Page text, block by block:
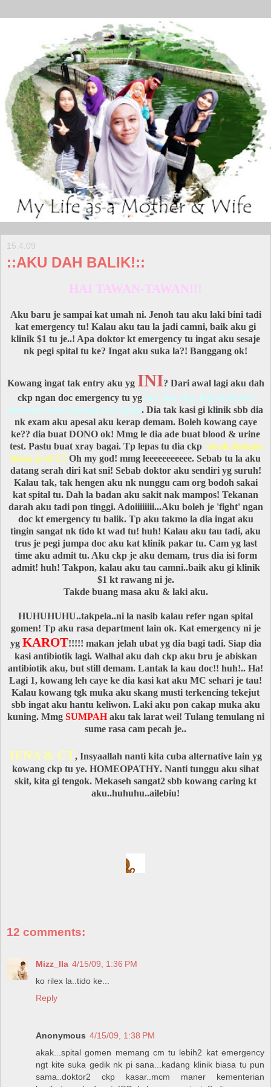
15.4.09
::AKU DAH BALIK!::
HAI TAWAN-TAWAN!!!
Aku baru je sampai kat umah ni. Jenoh tau aku laki bini tadi
kat emergency tu! Kalau aku tau la jadi camni, baik aku gi
klinik $1 tu je..! Apa doktor kt emergency tu ingat aku sesaje
nk pegi spital tu ke? Ingat aku suka la?! Banggang ok!
Kowang ingat tak entry aku yg INI? Dari awal lagi aku dah
ckp ngan doc emergency tu yg doc aku ckp, lagi skali aku
demam/x sihat datang trus spital. Dia tak kasi gi klinik sbb dia
nk exam aku apesal aku kerap demam. Boleh kowang caye
ke?? dia buat DONO ok! Mmg le dia ade buat blood & urine
test. Pastu buat xray bagai. Tp lepas tu dia ckp'awak demam
biasa je ni'!!!! Oh my god! mmg leeeeeeeeeee. Sebab tu la aku
datang serah diri kat sni! Sebab doktor aku sendiri yg suruh!
Kalau tak, tak hengen aku nk nunggu cam org bodoh sakai
kat spital tu. Dah la badan aku sakit nak mampos! Tekanan
darah aku tadi pon tinggi. Adoiiiiiiii...Aku boleh je 'fight' ngan
doc kt emergency tu balik. Tp aku takmo la dia ingat aku
tingin sangat nk tido kt wad tu! huh! Kalau aku tau tadi, aku
trus je pegi jumpa doc aku kat klinik pakar tu. Cam yg last
time aku admit tu. Aku ckp je aku demam, trus dia isi form
admit! huh! Takpon, kalau aku tau camni..baik aku gi klinik
$1 kt rawang ni je.
Takde buang masa aku & laki aku.
HUHUHUHU..takpela..ni la nasib kalau refer ngan spital
gomen! Tp aku rasa department lain ok. Kat emergency ni je
yg KAROT!!!!! makan jelah ubat yg dia bagi tadi. Siap dia
kasi antibiotik lagi. Walhal aku dah ckp aku bru je abiskan
antibiotik aku, but still demam. Lantak la kau doc!! huh!.. Ha!
Lagi 1, kowang leh caye ke dia kasi kat aku MC sehari je tau!
Kalau kowang tgk muka aku skang musti terkencing tekejut
sbb ingat aku hantu keliwon. Laki aku pon cakap muka aku
kuning. Mmg SUMPAHaku tak larat wei! Tulang temulang ni
sume rasa cam pecah je..
IENA & CT, Insyaallah nanti kita cuba alternative lain yg
kowang ckp tu ye. HOMEOPATHY. Nanti tunggu aku sihat
skit, kita gi tengok. Mekaseh sangat2 sbb kowang caring kt
aku..huhuhu..ailebiu!
12 comments:
Mizz_Ila 4/15/09, 1:36 PM
ko rilex la..tido ke...
Reply
Anonymous 4/15/09, 1:38 PM
akak...spital gomen memang cm tu lebih2 kat emergency
ngt kite suka gedik nk pi sana...kadang klinik biasa tu pun
sama..doktor2 ckp kasar..mcm maner kementerian